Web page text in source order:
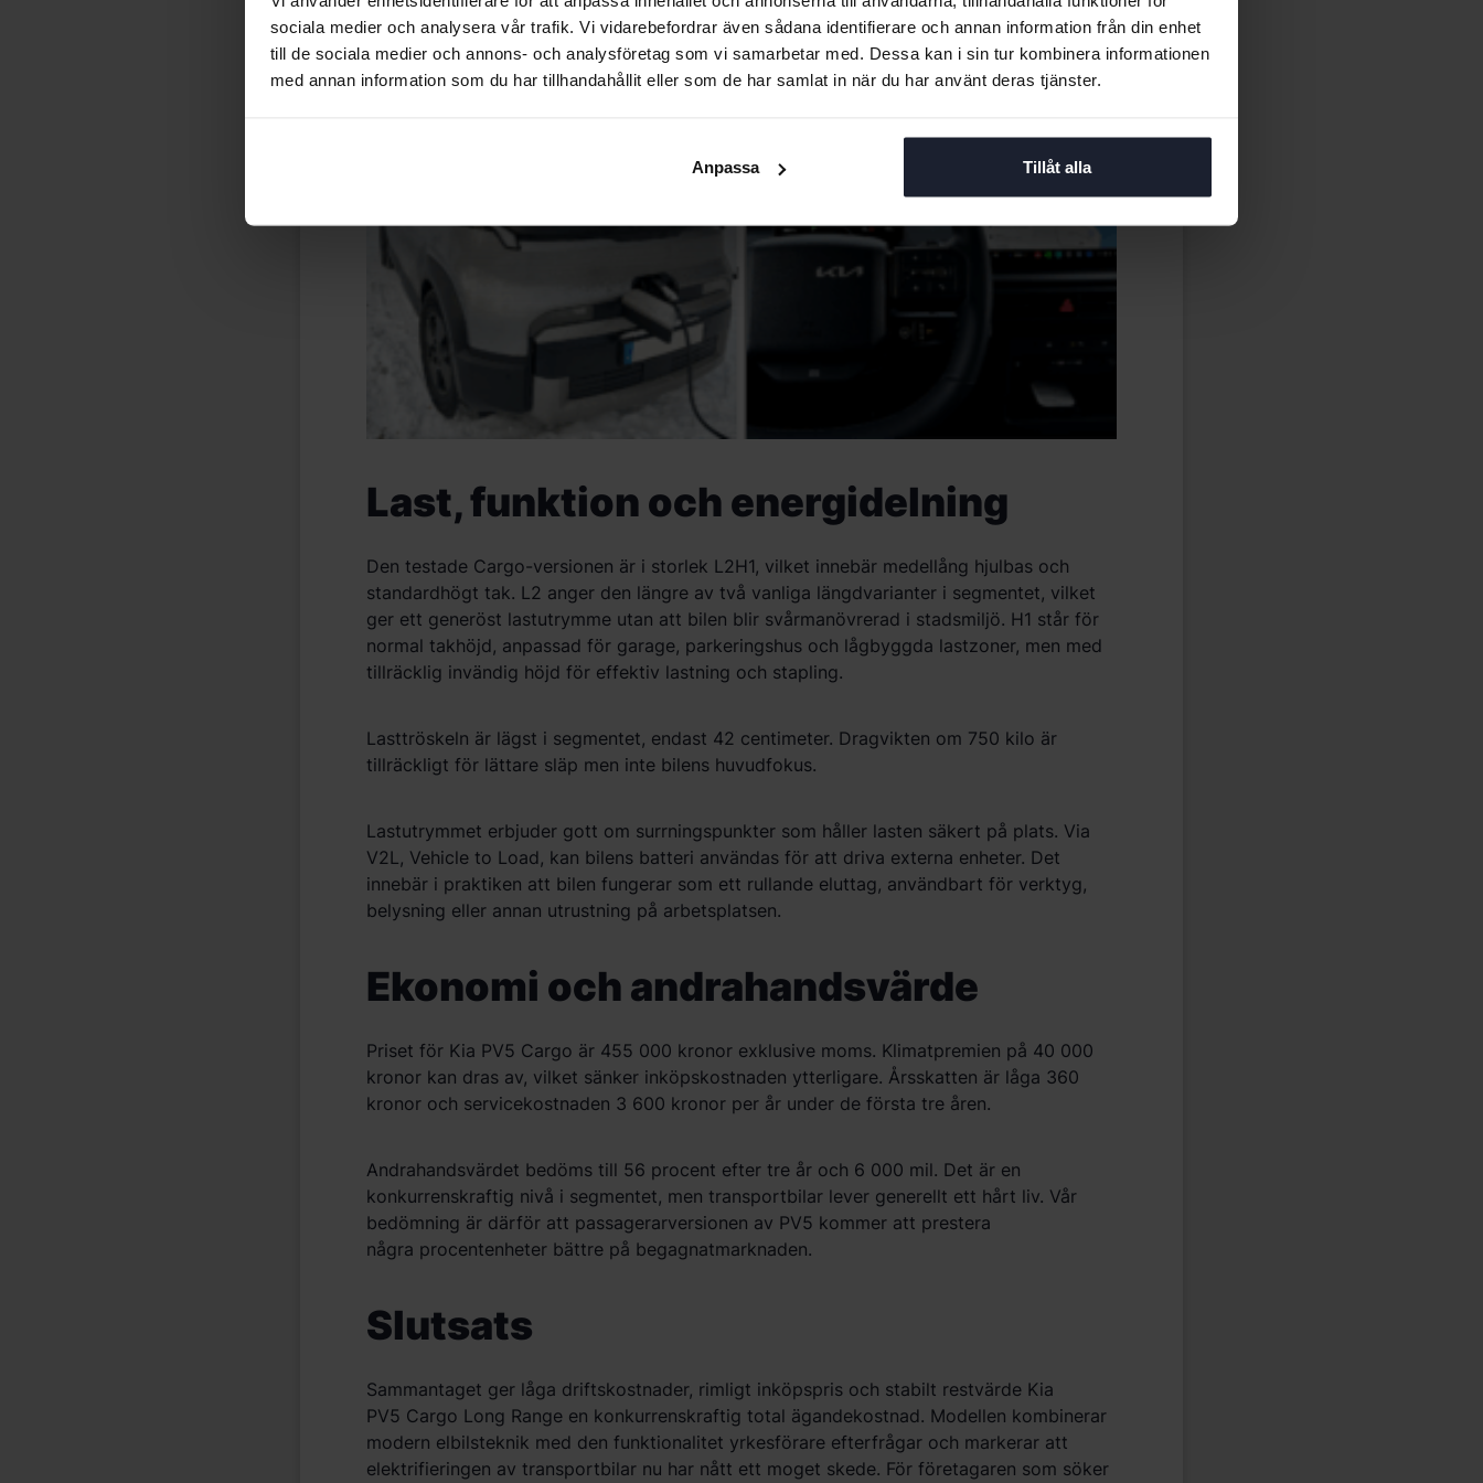
sociala medier och analysera vår trafik. Vi vidarebefordrar även sådana identifierare och annan information från din enhet
till de sociala medier och annons- och analysföretag som vi samarbetar med. Dessa kan i sin tur kombinera informationen
med annan information som du har tillhandahållit eller som de har samlat in när du har använt deras tjänster.
Anpassa Tillåt alla
Last, funktion och energidelning
Den testade Cargo-versionen är i storlek L2H1, vilket innebär medellång hjulbas och
standardhögt tak. L2 anger den längre av två vanliga längdvarianter i segmentet, vilket
ger ett generöst lastutrymme utan att bilen blir svårmanövrerad i stadsmiljö. H1 står för
normal takhöjd, anpassad för garage, parkeringshus och lågbyggda lastzoner, men med
tillräcklig invändig höjd för effektiv lastning och stapling.
Lasttröskeln är lägst i segmentet, endast 42 centimeter. Dragvikten om 750 kilo är
tillräckligt för lättare släp men inte bilens huvudfokus.
Lastutrymmet erbjuder gott om surrningspunkter som håller lasten säkert på plats. Via
V2L, Vehicle to Load, kan bilens batteri användas för att driva externa enheter. Det
innebär i praktiken att bilen fungerar som ett rullande eluttag, användbart för verktyg,
belysning eller annan utrustning på arbetsplatsen.
Ekonomi och andrahandsvärde
Priset för Kia PV5 Cargo är 455 000 kronor exklusive moms. Klimatpremien på 40 000
kronor kan dras av, vilket sänker inköpskostnaden ytterligare. Årsskatten är låga 360
kronor och servicekostnaden 3 600 kronor per år under de första tre åren.
Andrahandsvärdet bedöms till 56 procent efter tre år och 6 000 mil. Det är en
konkurrenskraftig nivå i segmentet, men transportbilar lever generellt ett hårt liv. Vår
bedömning är därför att passagerarversionen av PV5 kommer att prestera
några procentenheter bättre på begagnatmarknaden.
Slutsats
Sammantaget ger låga driftskostnader, rimligt inköpspris och stabilt restvärde Kia
PV5 Cargo Long Range en konkurrenskraftig total ägandekostnad. Modellen kombinerar
modern elbilsteknik med den funktionalitet yrkesförare efterfrågar och markerar att
elektrifieringen av transportbilar nu har nått ett moget skede. För företagaren som söker